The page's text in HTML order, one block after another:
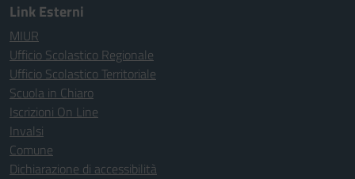
Link Esterni
MIUR
Ufficio Scolastico Regionale
Ufficio Scolastico Territoriale
Scuola in Chiaro
Iscrizioni On Line
Invalsi
Comune
Dichiarazione di accessibilità